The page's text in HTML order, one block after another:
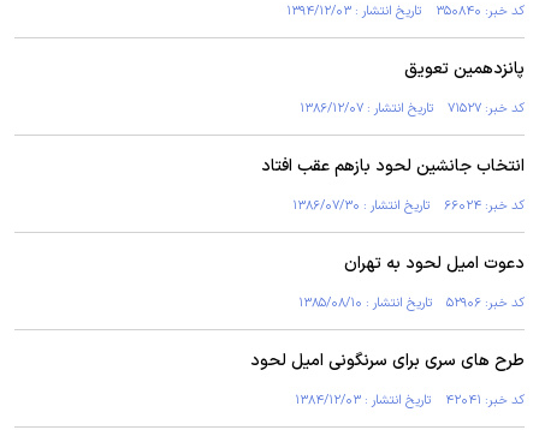
کد خبر: ۳۵۰۸۴۰ تاریخ انتشار : ۱۳۹۴/۱۲/۰۳
پانزدهمین تعویق
کد خبر: ۷۱۵۲۷ تاریخ انتشار : ۱۳۸۶/۱۲/۰۷
انتخاب جانشین لحود بازهم عقب افتاد
کد خبر: ۶۶۰۲۴ تاریخ انتشار : ۱۳۸۶/۰۷/۳۰
دعوت امیل لحود به تهران
کد خبر: ۵۲۹۰۶ تاریخ انتشار : ۱۳۸۵/۰۸/۱۰
طرح های سری برای سرنگونی امیل لحود
کد خبر: ۴۲۰۴۱ تاریخ انتشار : ۱۳۸۴/۱۲/۰۳